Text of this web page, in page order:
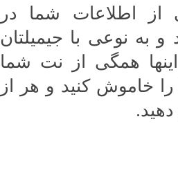
اطلاعات شما در
به نوعی با جیمیلتان
همگی از نت شما
را خاموش کنید و هر از